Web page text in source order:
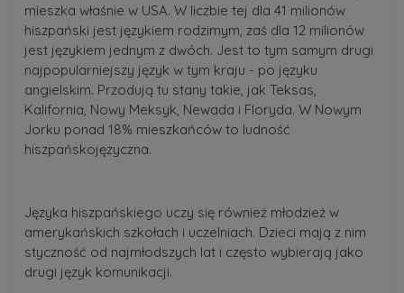
mieszka właśnie w USA. W liczbie tej dla 41 milionów
hiszpański jest językiem rodzimym, zaś dla 12 milionów
jest językiem jednym z dwóch. Jest to tym samym drugi
najpopularniejszy język w tym kraju - po języku
angielskim. Przodują tu stany takie, jak Teksas,
Kalifornia, Nowy Meksyk, Newada i Floryda. W Nowym
Jorku ponad 18% mieszkańców to ludność
hiszpańskojęzyczna.
Języka hiszpańskiego uczy się również młodzież w
amerykańskich szkołach i uczelniach. Dzieci mają z nim
styczność od najmłodszych lat i często wybierają jako
drugi język komunikacji.